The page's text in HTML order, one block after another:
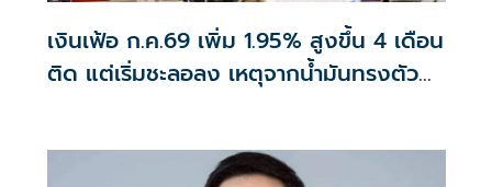
เงินเฟ้อ ก.ค.69 เพิ่ม 1.95% สูงขึ้น 4 เดือน
ติด แต่เริ่มชะลอลง เหตุจากน้ำมันทรงตัว